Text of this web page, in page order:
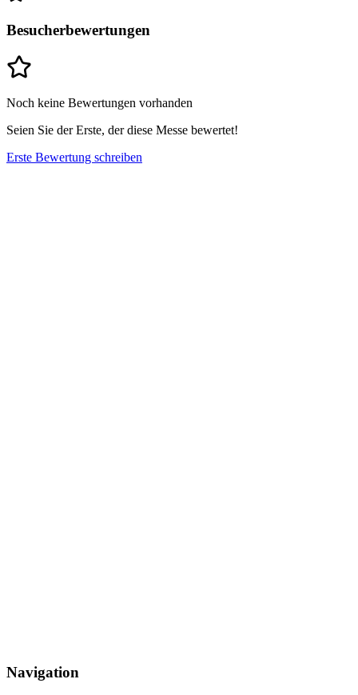
Besucherbewertungen
Noch keine Bewertungen vorhanden
Seien Sie der Erste, der diese Messe bewertet!
Erste Bewertung schreiben
Navigation